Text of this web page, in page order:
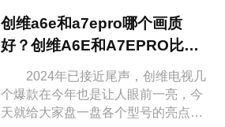
创维a6e和a7epro哪个画质
好？创维A6E和A7EPRO比较
哪个好
2024年已接近尾声，创维电视几
个爆款在今年也是让人眼前一亮，今
天就给大家盘一盘各个型号的亮点，